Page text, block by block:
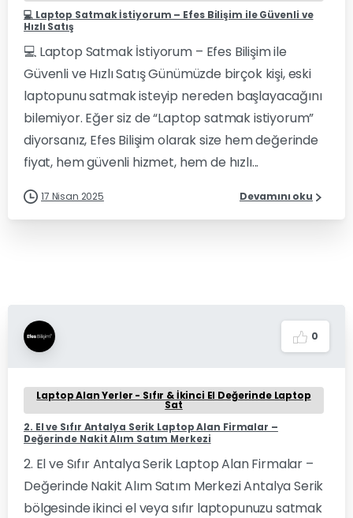
💻 Laptop Satmak İstiyorum – Efes Bilişim ile Güvenli ve
Hızlı Satış
💻 Laptop Satmak İstiyorum – Efes Bilişim ile
Güvenli ve Hızlı Satış Günümüzde birçok kişi, eski
laptopunu satmak isteyip nereden başlayacağını
bilemiyor. Eğer siz de “Laptop satmak istiyorum”
diyorsanız, Efes Bilişim olarak size hem değerinde
fiyat, hem güvenli hizmet, hem de hızlı...
17 Nisan 2025 Devamını oku
0
Laptop Alan Yerler - Sıfır & İkinci El Değerinde Laptop
Sat
2. El ve Sıfır Antalya Serik Laptop Alan Firmalar –
Değerinde Nakit Alım Satım Merkezi
2. El ve Sıfır Antalya Serik Laptop Alan Firmalar –
Değerinde Nakit Alım Satım Merkezi Antalya Serik
bölgesinde ikinci el veya sıfır laptopunuzu satmak